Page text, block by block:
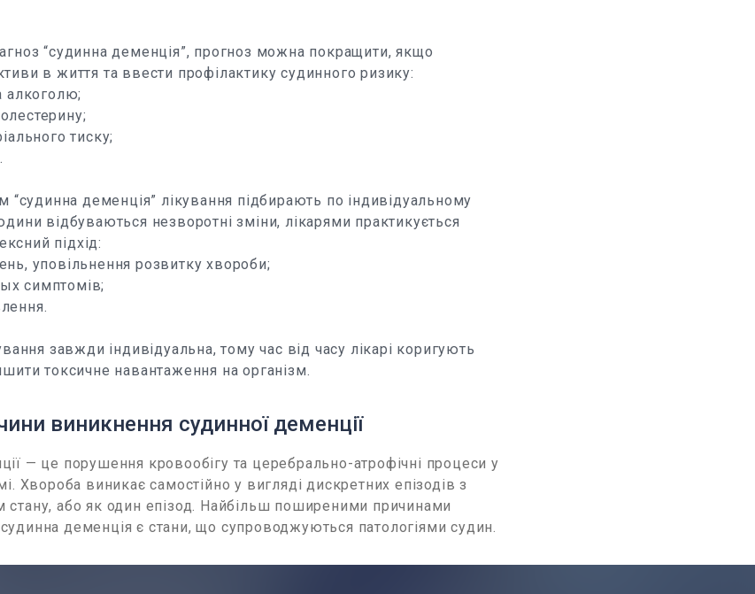
“судинна деменція”, прогноз можна покращити, якщо
в життя та ввести профілактику судинного ризику:
алкоголю;
тиску;
“судинна деменція” лікування підбирають по індивідуальному
відбуваються незворотні зміни, лікарями практикується
підхід:
уповільнення розвитку хвороби;
симптомів;
завжди індивідуальна, тому час від часу лікарі коригують
токсичне навантаження на організм.
виникнення судинної деменції
— це порушення кровообігу та церебрально-атрофічні процеси у
Хвороба виникає самостійно у вигляді дискретних епізодів з
стану, або як один епізод. Найбільш поширеними причинами
деменція є стани, що супроводжуються патологіями судин.